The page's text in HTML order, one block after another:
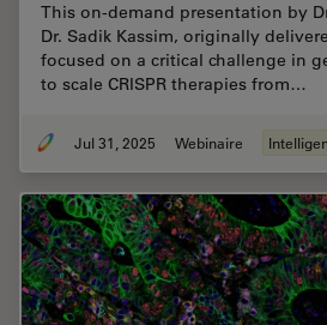
This on-demand presentation by
Dr. Sadik Kassim, originally
focused on a critical challenge in
to scale CRISPR therapies from…
Jul 31, 2025 Webinaire